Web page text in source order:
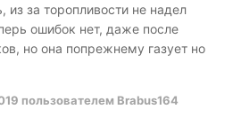
из за торопливости не надел
ошибок нет, даже после
но она попрежнему газует но
пользователем Brabus164